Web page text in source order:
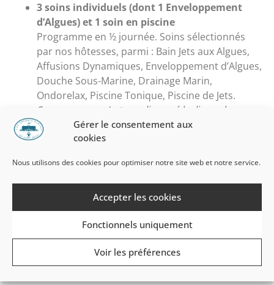
Gérer le consentement aux
cookies
Nous utilisons des cookies pour optimiser notre site web et notre service.
Accepter les cookies
Fonctionnels uniquement
Voir les préférences
3 soins individuels (dont 1 Enveloppement
d’Algues) et 1 soin en piscine
Programme en ½ journée. Soins sélectionnés
par nos hôtesses, parmi : Bain Jets aux Algues,
Affusions Dynamiques, Enveloppement d’Algues,
Douche Sous-Marine, Drainage Marin,
Ondorelax, Piscine Tonique, Piscine de Jets.
Ce programme n’est pas dispensé le dimanche.
1 Menu Traditionnel au restaurant La Verrière
(entrée & plat ou plat & dessert)
Détente, Sauna, Hammam et Salle de
musculation et cardio-trainingsur la même
demi-journée que vos soins
E-bon Cadeau